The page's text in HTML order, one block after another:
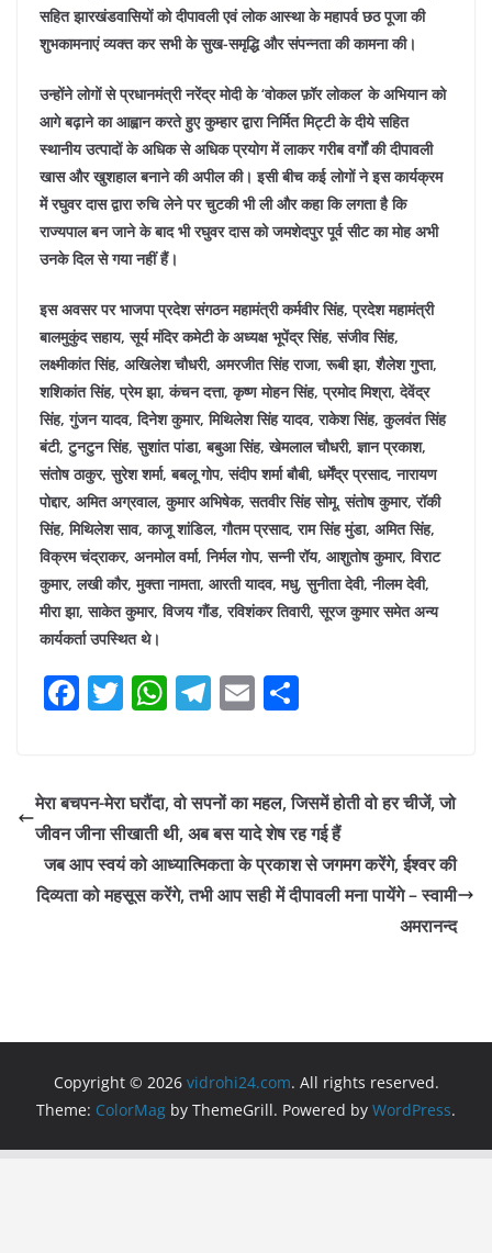
सहित झारखंडवासियों को दीपावली एवं लोक आस्था के महापर्व छठ पूजा की
शुभकामनाएं व्यक्त कर सभी के सुख-समृद्धि और संपन्नता की कामना की।
उन्होंने लोगों से प्रधानमंत्री नरेंद्र मोदी के ‘वोकल फ़ॉर लोकल’ के अभियान को
आगे बढ़ाने का आह्वान करते हुए कुम्हार द्वारा निर्मित मिट्टी के दीये सहित
स्थानीय उत्पादों के अधिक से अधिक प्रयोग में लाकर गरीब वर्गों की दीपावली
खास और खुशहाल बनाने की अपील की। इसी बीच कई लोगों ने इस कार्यक्रम
में रघुवर दास द्वारा रुचि लेने पर चुटकी भी ली और कहा कि लगता है कि
राज्यपाल बन जाने के बाद भी रघुवर दास को जमशेदपुर पूर्व सीट का मोह अभी
उनके दिल से गया नहीं हैं।
इस अवसर पर भाजपा प्रदेश संगठन महामंत्री कर्मवीर सिंह, प्रदेश महामंत्री
बालमुकुंद सहाय, सूर्य मंदिर कमेटी के अध्यक्ष भूपेंद्र सिंह, संजीव सिंह,
लक्ष्मीकांत सिंह, अखिलेश चौधरी, अमरजीत सिंह राजा, रूबी झा, शैलेश गुप्ता,
शशिकांत सिंह, प्रेम झा, कंचन दत्ता, कृष्ण मोहन सिंह, प्रमोद मिश्रा, देवेंद्र
सिंह, गुंजन यादव, दिनेश कुमार, मिथिलेश सिंह यादव, राकेश सिंह, कुलवंत सिंह
बंटी, टुनटुन सिंह, सुशांत पांडा, बबुआ सिंह, खेमलाल चौधरी, ज्ञान प्रकाश,
संतोष ठाकुर, सुरेश शर्मा, बबलू गोप, संदीप शर्मा बौबी, धर्मेंद्र प्रसाद, नारायण
पोद्दार, अमित अग्रवाल, कुमार अभिषेक, सतवीर सिंह सोमू, संतोष कुमार, रॉकी
सिंह, मिथिलेश साव, काजू शांडिल, गौतम प्रसाद, राम सिंह मुंडा, अमित सिंह,
विक्रम चंद्राकर, अनमोल वर्मा, निर्मल गोप, सन्नी रॉय, आशुतोष कुमार, विराट
कुमार, लखी कौर, मुक्ता नामता, आरती यादव, मधु, सुनीता देवी, नीलम देवी,
मीरा झा, साकेत कुमार, विजय गौंड, रविशंकर तिवारी, सूरज कुमार समेत अन्य
कार्यकर्ता उपस्थित थे।
F
e
b
o
o
T
er
W
s
A
p
p
T
gr
a
m
E
l e
मेरा बचपन-मेरा घरौंदा, वो सपनों का महल, जिसमें होती वो हर चीजें, जो
जीवन जीना सीखाती थी, अब बस यादे शेष रह गई हैं
जब आप स्वयं को आध्यात्मिकता के प्रकाश से जगमग करेंगे, ईश्वर की
दिव्यता को महसूस करेंगे, तभी आप सही में दीपावली मना पायेंगे – स्वामी
अमरानन्द
Copyright © 2026 vidrohi24.com. All rights reserved.
Theme: ColorMag by ThemeGrill. Powered by WordPress.